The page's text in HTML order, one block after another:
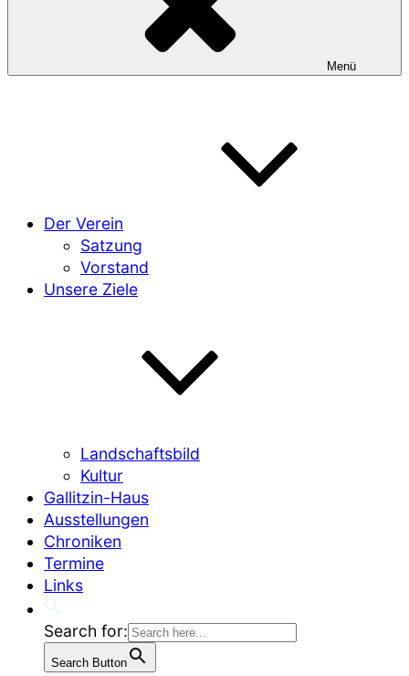
Menü
Der Verein
Satzung
Vorstand
Unsere Ziele
Landschaftsbild
Kultur
Gallitzin-Haus
Ausstellungen
Chroniken
Termine
Links
Search for:
Search Button